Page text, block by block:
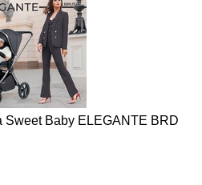
Sweet Baby ELEGANTE BRD